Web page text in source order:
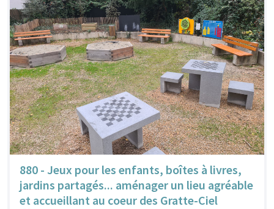
880 - Jeux pour les enfants, boîtes à livres,
jardins partagés... aménager un lieu agréable
et accueillant au coeur des Gratte-Ciel